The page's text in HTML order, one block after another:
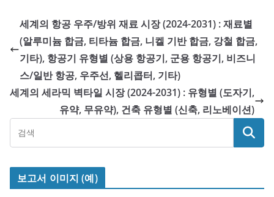
세계의 항공 우주/방위 재료 시장 (2024-2031) : 재료별
(알루미늄 합금, 티타늄 합금, 니켈 기반 합금, 강철 합금,
기타), 항공기 유형별 (상용 항공기, 군용 항공기, 비즈니
스/일반 항공, 우주선, 헬리콥터, 기타)
세계의 세라믹 벽타일 시장 (2024-2031) : 유형별 (도자기,
유약, 무유약), 건축 유형별 (신축, 리노베이션)
보고서 이미지 (예)